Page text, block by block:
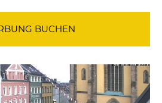
BUCHEN